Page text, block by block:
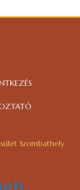
Szombathely